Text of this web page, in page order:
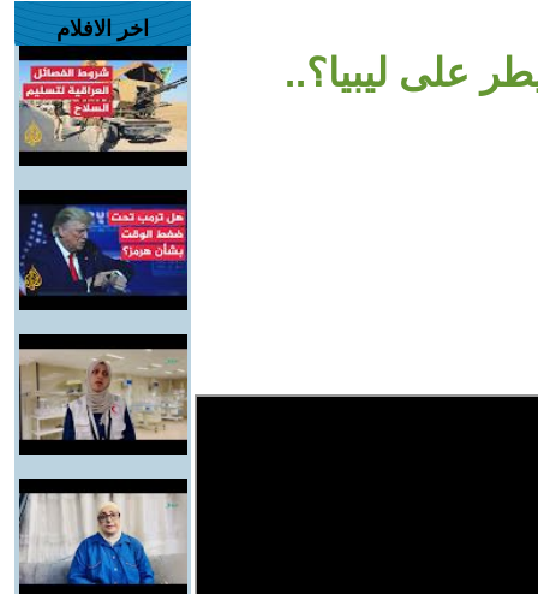
على ليبيا؟..
اخر الافلام